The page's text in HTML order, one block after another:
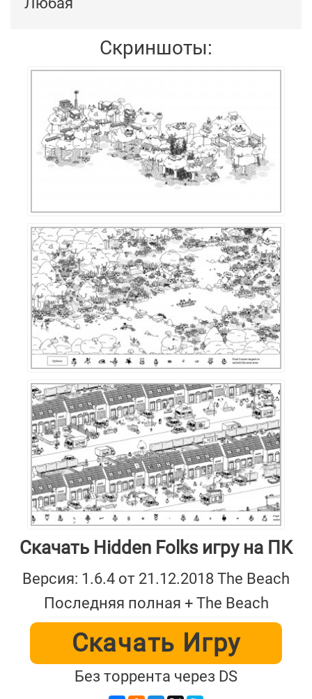
Скриншоты:
Скачать Hidden Folks игру на ПК
Версия: 1.6.4 от 21.12.2018 The Beach
Последняя полная + The Beach
Скачать Игру
Без торрента через DS